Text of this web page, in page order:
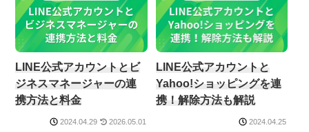
LINE公式アカウントとビ
ジネスマネージャーの連
携方法と料金
2024.04.29 2026.05.01
LINE公式アカウントと
Yahoo!ショッピングを連
携！解除方法も解説
2024.04.25